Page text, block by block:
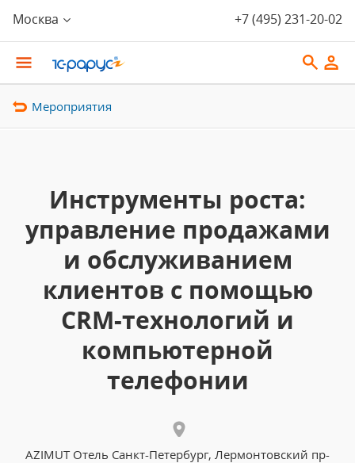
Москва +7 (495) 231-20-02
Мероприятия
Инструменты роста:
управление продажами
и обслуживанием
клиентов с помощью
CRM-технологий и
компьютерной
телефонии
AZIMUT Отель Санкт-Петербург, Лермонтовский пр-